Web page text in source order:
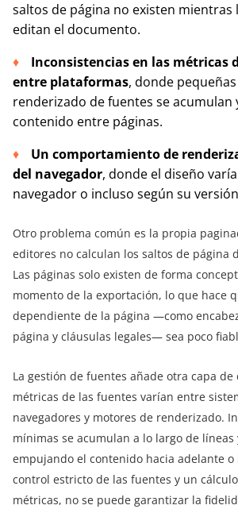
saltos de página no existen mientras
editan el documento.
Inconsistencias en las métricas
entre plataformas, donde
renderizado de fuentes se acumulan
contenido entre páginas.
Un comportamiento de
del navegador, donde el diseño
navegador o incluso según su
Otro problema común es la propia
editores no calculan los saltos de página
Las páginas solo existen de forma
momento de la exportación, lo que hace
dependiente de la página —como
página y cláusulas legales— sea poco
La gestión de fuentes añade otra capa de
métricas de las fuentes varían entre
navegadores y motores de renderizado.
mínimas se acumulan a lo largo de líneas
empujando el contenido hacia adelante o
control estricto de las fuentes y un
métricas, no se puede garantizar la